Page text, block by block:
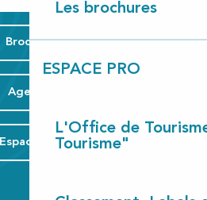
Les brochures
ESPACE PRO
L'Office de
Tourisme"
Brochure
Agenda
Espace Pro